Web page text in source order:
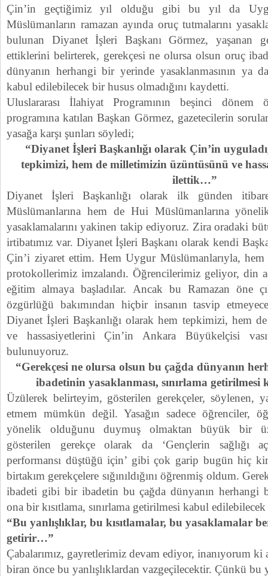
Çin’in geçtiğimiz yıl olduğu gibi bu yıl da
Müslümanların ramazan ayında oruç tutmalarını
bulunan Diyanet İşleri Başkanı Görmez, yaşanan
ettiklerini belirterek, gerekçesi ne olursa olsun oruç
dünyanın herhangi bir yerinde yasaklanmasının ya
kabul edilebilecek bir husus olmadığını kaydetti.
Uluslararası İlahiyat Programının beşinci dönem
programına katılan Başkan Görmez, gazetecilerin
yasağa karşı şunları söyledi;
“Diyanet İşleri Başkanlığı olarak Çin’in
tepkimizi, hem de milletimizin üzüntüsünü ve
ilettik…”
Diyanet İşleri Başkanlığı olarak ilk günden
Müslümanlarına hem de Hui Müslümanlarına
yasaklamalarını yakinen takip ediyoruz. Zira oradaki
irtibatımız var. Diyanet İşleri Başkanı olarak kendi
Çin’i ziyaret ettim. Hem Uygur Müslümanlarıyla,
protokollerimiz imzalandı. Öğrencilerimiz geliyor, din
eğitim almaya başladılar. Ancak bu Ramazan öne
özgürlüğü bakımından hiçbir insanın tasvip
Diyanet İşleri Başkanlığı olarak hem tepkimizi, hem
ve hassasiyetlerini Çin’in Ankara Büyükelçisi
bulunuyoruz.
“Gerekçesi ne olursa olsun bu çağda dünyanın
ibadetinin yasaklanması, sınırlama
Üzülerek belirteyim, gösterilen gerekçeler, söylenen,
etmem mümkün değil. Yasağın sadece öğrenciler,
yönelik olduğunu duymuş olmaktan büyük bir
gösterilen gerekçe olarak da ‘Gençlerin sağlığı
performansı düştüğü için’ gibi çok garip bugün hiç
birtakım gerekçelere sığınıldığını öğrenmiş oldum.
ibadeti gibi bir ibadetin bu çağda dünyanın herhangi
ona bir kısıtlama, sınırlama getirilmesi kabul
“Bu yanlışlıklar, bu kısıtlamalar, bu yasaklamalar
getirir…”
Çabalarımız, gayretlerimiz devam ediyor, inanıyorum ki
biran önce bu yanlışlıklardan vazgeçilecektir. Çünkü bu